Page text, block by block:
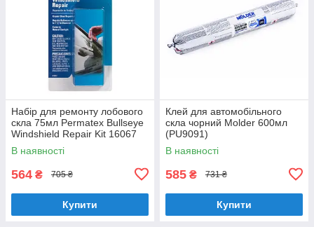
Набір для ремонту лобового
скла 75мл Permatex Bullseye
Windshield Repair Kit 16067
В наявності
564 ₴ 705 ₴
Купити
Клей для автомобільного
скла чорний Molder 600мл
(PU9091)
В наявності
585 ₴ 731 ₴
Купити